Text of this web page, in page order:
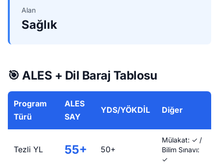
Alan
Sağlık
🎯 ALES + Dil Baraj Tablosu
Program
Türü
ALES
SAY
YDS/YÖKDİL Diğer
Tezli YL 55+ 50+
Mülakat: ✓ /
Bilim Sınavı:
✓